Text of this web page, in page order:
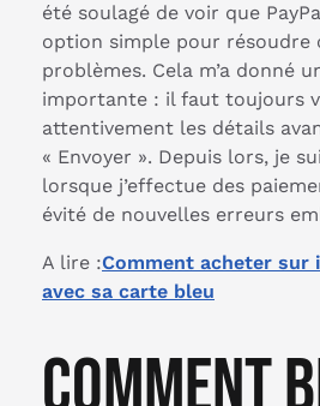
été soulagé de voir que
option simple pour résoudre
problèmes. Cela m’a donné
importante : il faut toujours
attentivement les détails
« Envoyer ». Depuis lors, je
lorsque j’effectue des
évité de nouvelles erreurs
A lire :Comment acheter sur
avec sa carte bleu